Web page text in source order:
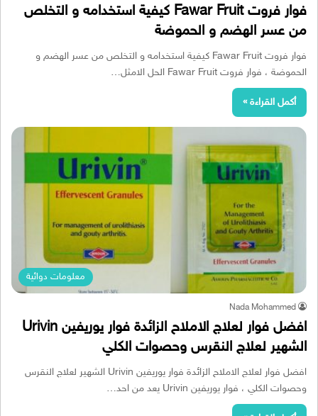
فوار فروت Fawar Fruit كيفية استخدامه و التخلص
من عسر الهضم و الحموضة
فوار فروت Fawar Fruit كيفية استخدامه و التخلص من عسر الهضم و
الحموضة ، فوار فروت Fawar Fruit الحل الامثل…
أكمل القراءة »
معلومات دوائية
Nada Mohammed
افضل فوار لعلاج الاملاح الزائدة فوار يوريفين Urivin
الشهير لعلاج النقرس وحصوات الكلي
افضل فوار لعلاج الاملاح الزائدة فوار يوريفين Urivin الشهير لعلاج النقرس
وحصوات الكلي ، فوار يوريفين Urivin يعد من احد…